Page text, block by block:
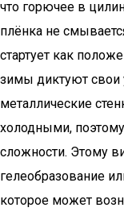
что горючее в
плёнка не
стартует как
зимы диктуют свои
металлические
холодными,
сложности. Этому
гелеобразование
которое может